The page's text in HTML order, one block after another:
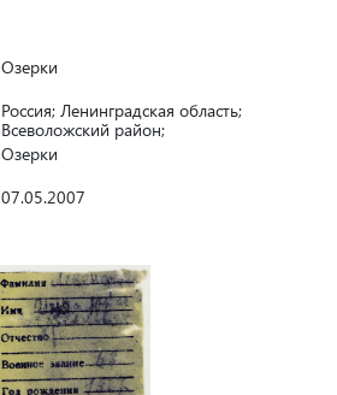
Озерки
Россия; Ленинградская область;
Всеволожский район;
Озерки
07.05.2007